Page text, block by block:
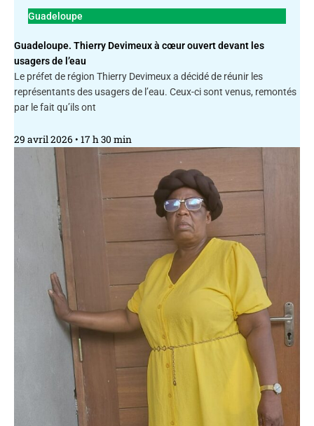
Guadeloupe
Guadeloupe. Thierry Devimeux à cœur ouvert devant les
usagers de l’eau
Le préfet de région Thierry Devimeux a décidé de réunir les
représentants des usagers de l’eau. Ceux-ci sont venus, remontés
par le fait qu’ils ont
29 avril 2026 17 h 30 min